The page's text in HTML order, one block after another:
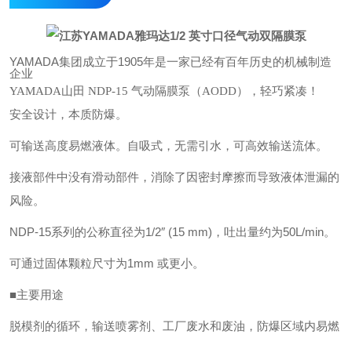
YAMADA集团成立于1905年是一家已经有百年历史的机械制造
企业
YAMADA山田 NDP-15 气动隔膜泵（AODD）， 轻巧紧凑！
安全设计，本质防爆。
可输送高度易燃液体。自吸式，无需引水，可高效输送流体。
接液部件中没有滑动部件，消除了因密封摩擦而导致液体泄漏的
风险。
NDP-15系列的公称直径为1/2″ (15 mm)，吐出量约为50L/min。
可通过固体颗粒尺寸为1mm 或更小。
■主要用途
脱模剂的循环，输送喷雾剂、工厂废水和废油，防爆区域内易燃